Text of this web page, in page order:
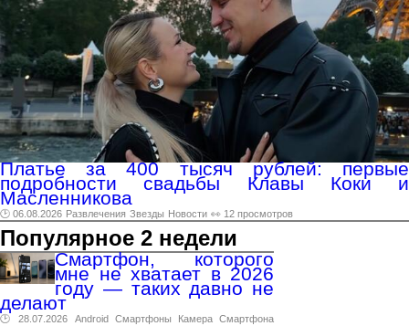
Платье за 400 тысяч рублей: первые
подробности свадьбы Клавы Коки и
Масленникова
🕑 06.08.2026 Развлечения Звезды Новости 👀 12 просмотров
Популярное 2 недели
Смартфон, которого
мне не хватает в 2026
году — таких давно не
делают
🕑 28.07.2026 Android Смартфоны Камера Смартфона